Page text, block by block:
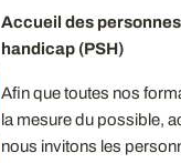
Accueil des
handicap (PSH)
Afin que toutes nos
la mesure du possible,
nous invitons les